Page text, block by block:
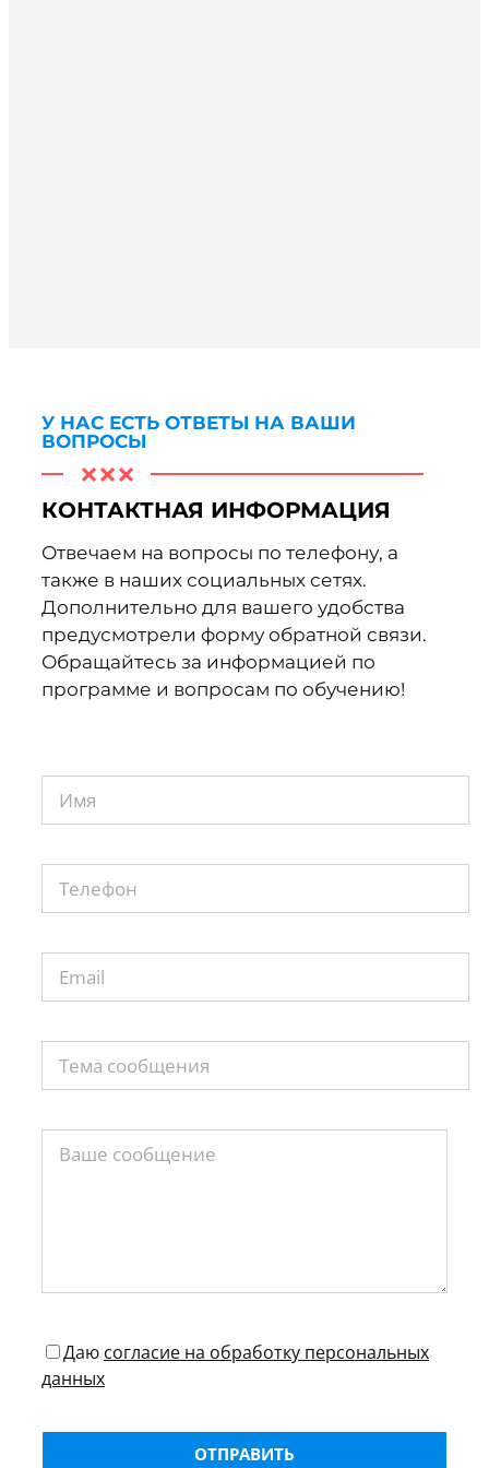
У НАС ЕСТЬ ОТВЕТЫ НА ВАШИ
ВОПРОСЫ
КОНТАКТНАЯ ИНФОРМАЦИЯ
Отвечаем на вопросы по телефону, а
также в наших социальных сетях.
Дополнительно для вашего удобства
предусмотрели форму обратной связи.
Обращайтесь за информацией по
программе и вопросам по обучению!
Даю согласие на обработку персональных
данных